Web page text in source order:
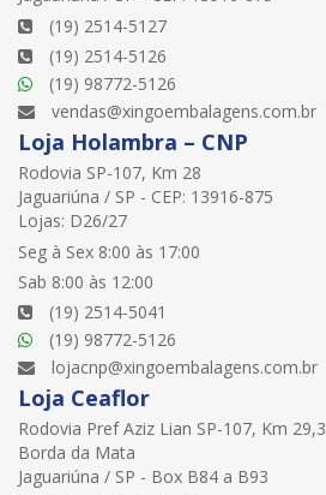
(19) 2514-5127
(19) 2514-5126
(19) 98772-5126
vendas@xingoembalagens.com.br
Loja Holambra – CNP
Rodovia SP-107, Km 28
Jaguariúna / SP - CEP: 13916-875
Lojas: D26/27
Seg à Sex 8:00 às 17:00
Sab 8:00 às 12:00
(19) 2514-5041
(19) 98772-5126
lojacnp@xingoembalagens.com.br
Loja Ceaflor
Rodovia Pref Aziz Lian SP-107, Km 29,3
Borda da Mata
Jaguariúna / SP - Box B84 a B93